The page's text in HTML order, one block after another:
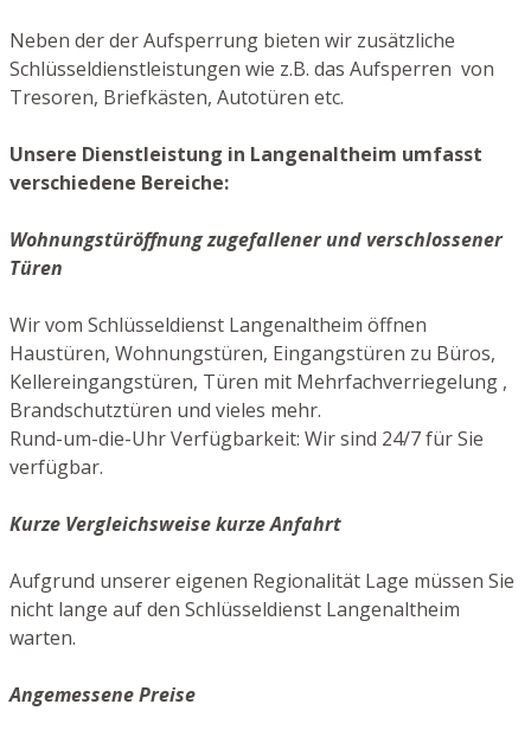
Neben der der Aufsperrung bieten wir zusätzliche
Schlüsseldienstleistungen wie z.B. das Aufsperren von
Tresoren, Briefkästen, Autotüren etc.
Unsere Dienstleistung in Langenaltheim umfasst
verschiedene Bereiche:
Wohnungstüröffnung zugefallener und verschlossener
Türen
Wir vom Schlüsseldienst Langenaltheim öffnen
Haustüren, Wohnungstüren, Eingangstüren zu Büros,
Kellereingangstüren, Türen mit Mehrfachverriegelung ,
Brandschutztüren und vieles mehr.
Rund-um-die-Uhr Verfügbarkeit: Wir sind 24/7 für Sie
verfügbar.
Kurze Vergleichsweise kurze Anfahrt
Aufgrund unserer eigenen Regionalität Lage müssen Sie
nicht lange auf den Schlüsseldienst Langenaltheim
warten.
Angemessene Preise